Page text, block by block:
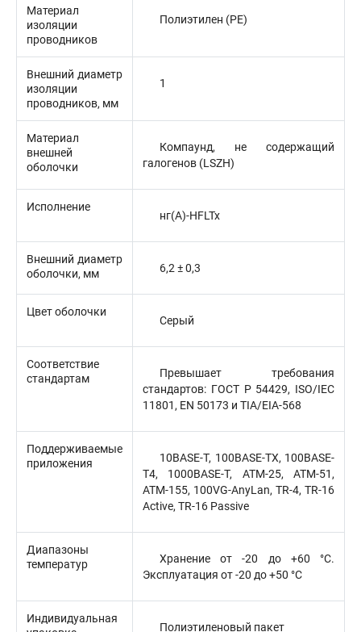
Материал
изоляции
проводников
Полиэтилен (PE)
Внешний диаметр
изоляции
проводников, мм
1
Материал
внешней
оболочки
Компаунд, не содержащий
галогенов (LSZH)
Исполнение
нг(А)-HFLTx
Внешний диаметр
оболочки, мм
6,2 ± 0,3
Цвет оболочки
Серый
Соответствие
стандартам
Превышает требования
стандартов: ГОСТ Р 54429, ISO/IEC
11801, EN 50173 и TIA/EIA-568
Поддерживаемые
приложения
10BASE-T, 100BASE-TX, 100BASE-
T4, 1000BASE-T, ATM-25, ATM-51,
ATM-155, 100VG-AnyLan, TR-4, TR-16
Active, TR-16 Passive
Диапазоны
температур
Хранение от -20 до +60 °C.
Эксплуатация от -20 до +50 °C
Индивидуальная
Полиэтиленовый пакет